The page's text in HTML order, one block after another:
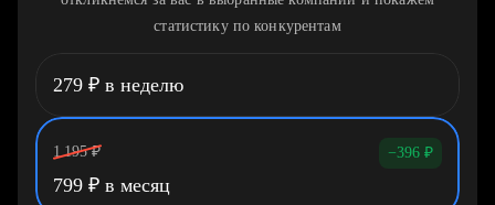
статистику по конкурентам
279 ₽ в неделю
1 195 ₽ −396 ₽
799 ₽ в месяц